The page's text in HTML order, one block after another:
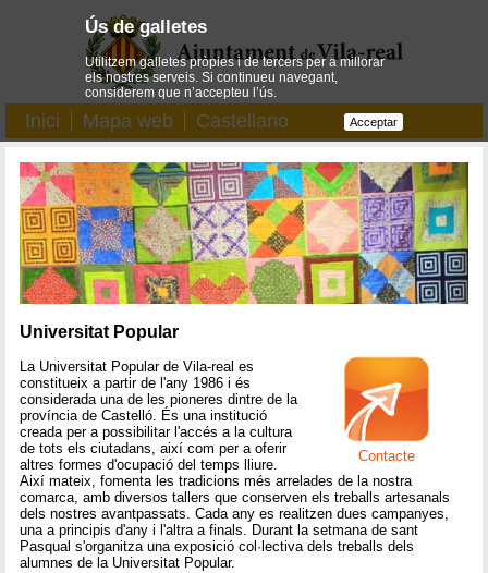
Inici Mapa web Castellano
Contacte
Universitat Popular
La Universitat Popular de Vila-real es
constitueix a partir de l'any 1986 i és
considerada una de les pioneres dintre de la
província de Castelló. És una institució
creada per a possibilitar l'accés a la cultura
de tots els ciutadans, així com per a oferir
altres formes d'ocupació del temps lliure.
Així mateix, fomenta les tradicions més arrelades de la nostra
comarca, amb diversos tallers que conserven els treballs artesanals
dels nostres avantpassats. Cada any es realitzen dues campanyes,
una a principis d'any i l'altra a finals. Durant la setmana de sant
Pasqual s'organitza una exposició col·lectiva dels treballs dels
alumnes de la Universitat Popular.
Ús de galletes
Utilitzem galletes pròpies i de tercers per a millorar
els nostres serveis. Si continueu navegant,
considerem que n’accepteu l’ús.
Acceptar